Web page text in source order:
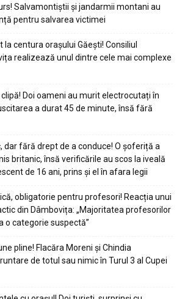
Salvamontiștii și jandarmii montani au
pentru salvarea victimei
la centura orașului Găești! Consiliul
realizează unul dintre cele mai complexe
Doi oameni au murit electrocutați în
a durat 45 de minute, însă fără
dar fără drept de a conduce! O șoferiță a
britanic, însă verificările au scos la iveală
de 16 ani, prins și el în afara legii
obligatorie pentru profesori! Reacția unui
din Dâmbovița: „Majoritatea profesorilor
o categorie suspectă”
pline! Flacăra Moreni și Chindia
de totul sau nimic în Turul 3 al Cupei